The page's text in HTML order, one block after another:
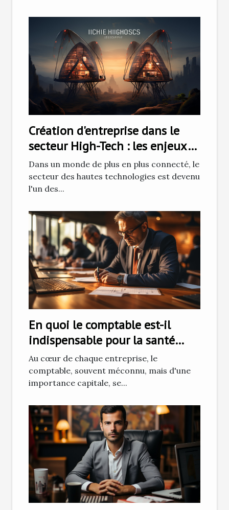
Création d'entreprise dans le
secteur High-Tech : les enjeux
et défis
Dans un monde de plus en plus connecté, le
secteur des hautes technologies est devenu
l'un des...
En quoi le comptable est-il
indispensable pour la santé
financière de votre entreprise ?
Au cœur de chaque entreprise, le
comptable, souvent méconnu, mais d'une
importance capitale, se...